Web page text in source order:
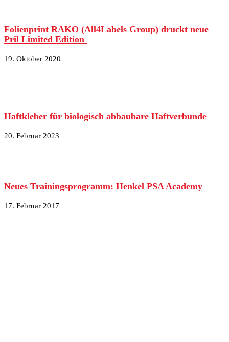
Folienprint RAKO (All4Labels Group) druckt neue
Pril Limited Edition
19. Oktober 2020
Haftkleber für biologisch abbaubare Haftverbunde
20. Februar 2023
Neues Trainingsprogramm: Henkel PSA Academy
17. Februar 2017